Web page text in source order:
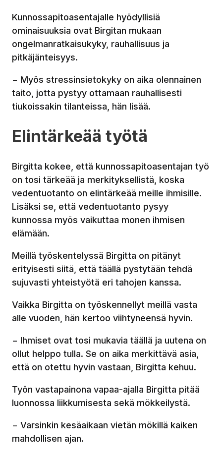
Kunnossapitoasentajalle hyödyllisiä
ominaisuuksia ovat Birgitan mukaan
ongelmanratkaisukyky, rauhallisuus ja
pitkäjänteisyys.
− Myös stressinsietokyky on aika olennainen
taito, jotta pystyy ottamaan rauhallisesti
tiukoissakin tilanteissa, hän lisää.
Elintärkeää työtä
Birgitta kokee, että kunnossapitoasentajan työ
on tosi tärkeää ja merkityksellistä, koska
vedentuotanto on elintärkeää meille ihmisille.
Lisäksi se, että vedentuotanto pysyy
kunnossa myös vaikuttaa monen ihmisen
elämään.
Meillä työskentelyssä Birgitta on pitänyt
erityisesti siitä, että täällä pystytään tehdä
sujuvasti yhteistyötä eri tahojen kanssa.
Vaikka Birgitta on työskennellyt meillä vasta
alle vuoden, hän kertoo viihtyneensä hyvin.
− Ihmiset ovat tosi mukavia täällä ja uutena on
ollut helppo tulla. Se on aika merkittävä asia,
että on otettu hyvin vastaan, Birgitta kehuu.
Työn vastapainona vapaa-ajalla Birgitta pitää
luonnossa liikkumisesta sekä mökkeilystä.
− Varsinkin kesäaikaan vietän mökillä kaiken
mahdollisen ajan.